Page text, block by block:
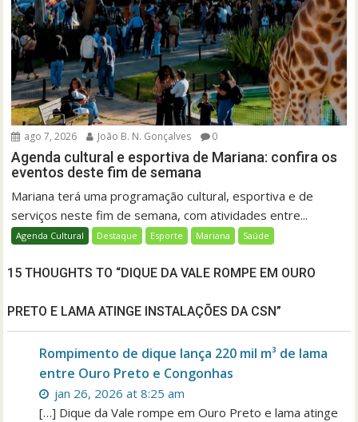
ago 7, 2026 João B. N. Gonçalves 0
Agenda cultural e esportiva de Mariana: confira os
eventos deste fim de semana
Mariana terá uma programação cultural, esportiva e de
serviços neste fim de semana, com atividades entre...
Agenda Cultural Destaque Esporte Mariana Saúde
15 THOUGHTS TO “DIQUE DA VALE ROMPE EM OURO
PRETO E LAMA ATINGE INSTALAÇÕES DA CSN”
Rompimento de dique lança 220 mil m³ de lama
entre Ouro Preto e Congonhas
jan 26, 2026 at 8:25 am
[…] Dique da Vale rompe em Ouro Preto e lama atinge